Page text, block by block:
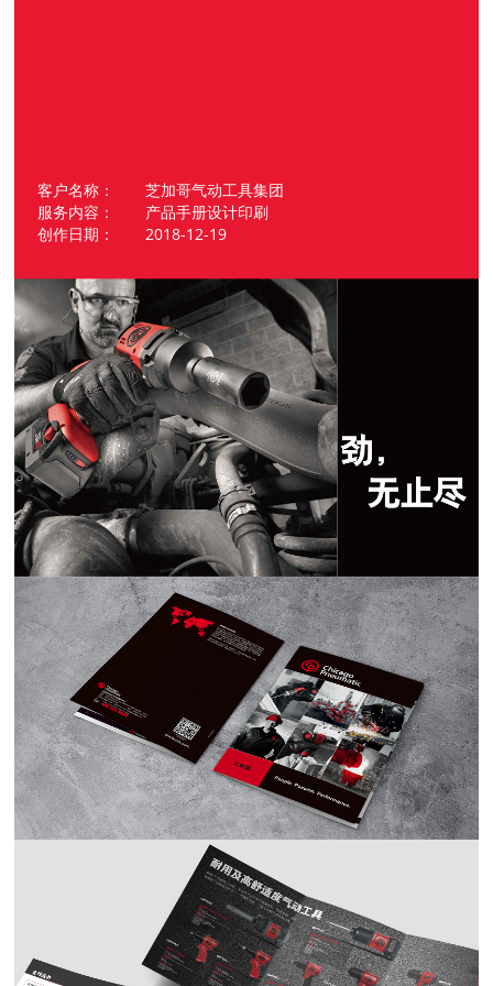
客户名称： 芝加哥气动工具集团
服务内容： 产品手册设计印刷
创作日期： 2018-12-19